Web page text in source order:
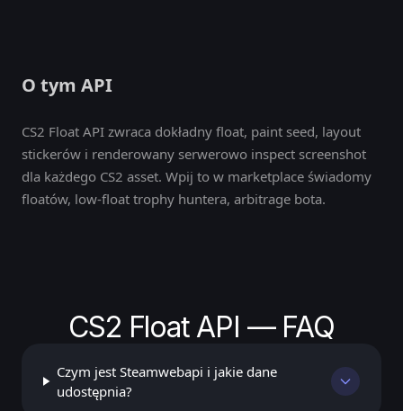
O tym API
CS2 Float API zwraca dokładny float, paint seed, layout
stickerów i renderowany serwerowo inspect screenshot
dla każdego CS2 asset. Wpij to w marketplace świadomy
floatów, low-float trophy huntera, arbitrage bota.
CS2 Float API — FAQ
Czym jest Steamwebapi i jakie dane
udostępnia?